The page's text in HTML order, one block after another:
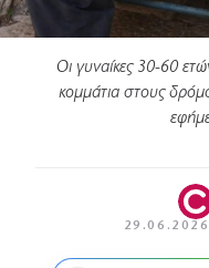
Οι γυναίκες 30-60
κομμάτια στους
29.06.2026